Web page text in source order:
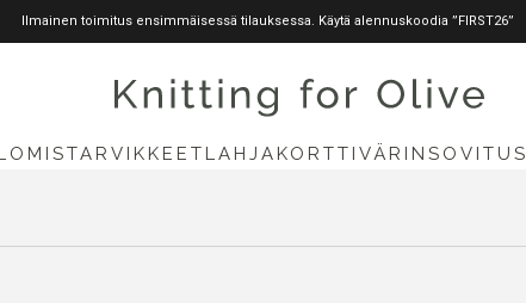
Ilmainen toimitus ensimmäisessä tilauksessa. Käytä alennuskoodia ”FIRST26”
knittingforolive.com
LAHJAKORTTI VÄRINSOVITUS